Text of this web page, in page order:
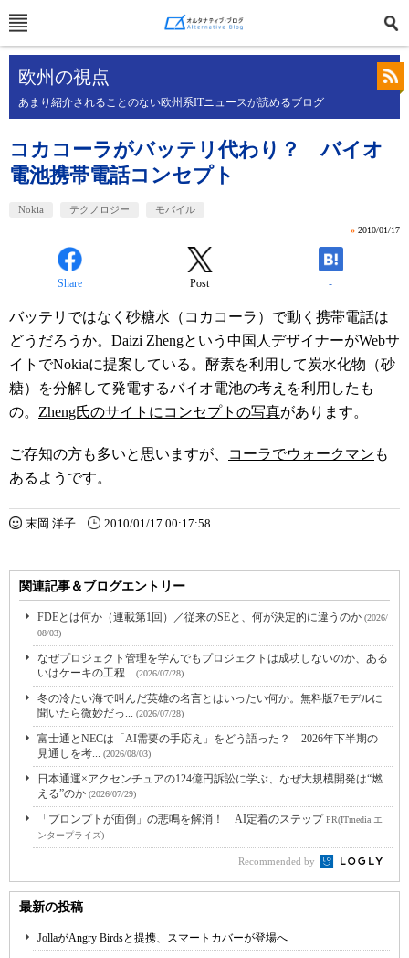
欧州の視点
あまり紹介されることのない欧州系ITニュースが読めるブログ
コカコーラがバッテリ代わり？ バイオ
電池携帯電話コンセプト
Nokia テクノロジー モバイル
» 2010/01/17
Share Post -
バッテリではなく砂糖水（コカコーラ）で動く携帯電話は
どうだろうか。Daizi Zhengという中国人デザイナーがWebサ
イトでNokiaに提案している。酵素を利用して炭水化物（砂
糖）を分解して発電するバイオ電池の考えを利用したも
の。 Zheng氏のサイトにコンセプトの写真があります。
ご存知の方も多いと思いますが、 コーラでウォークマン も
あるようです。
末岡 洋子 2010/01/17 00:17:58
関連記事＆ブログエントリー
FDEとは何か（連載第1回）／従来のSEと、何が決定的に違うのか (2026/
08/03)
なぜプロジェクト管理を学んでもプロジェクトは成功しないのか、ある
いはケーキの工程... (2026/07/28)
冬の冷たい海で叫んだ英雄の名言とはいったい何か。無料版7モデルに
聞いたら微妙だっ... (2026/07/28)
富士通とNECは「AI需要の手応え」をどう語った？ 2026年下半期の
見通しを考... (2026/08/03)
日本通運×アクセンチュアの124億円訴訟に学ぶ、なぜ大規模開発は“燃
える”のか (2026/07/29)
「プロンプトが面倒」の悲鳴を解消！ AI定着のステップPR(ITmedia エ
ンタープライズ)
Recommended by
最新の投稿
JollaがAngry Birdsと提携、スマートカバーが登場へ